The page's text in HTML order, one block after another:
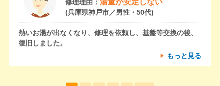
修理理由：
(兵庫県神戸市／男性・50代)
熱いお湯が出なくなり、修理を依頼し、基盤等交換の後、
復旧しました。
もっと見る